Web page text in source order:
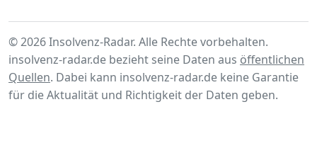
© 2026 Insolvenz-Radar. Alle Rechte vorbehalten.
insolvenz-radar.de bezieht seine Daten aus öffentlichen
Quellen. Dabei kann insolvenz-radar.de keine Garantie
für die Aktualität und Richtigkeit der Daten geben.